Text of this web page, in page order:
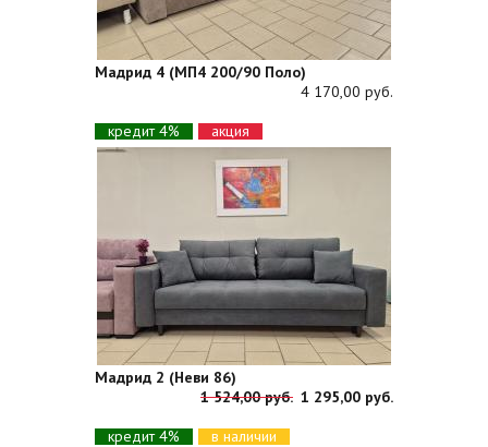
Мадрид 4 (МП4 200/90 Поло)
4 170,00 руб.
кредит 4%
акция
Мадрид 2 (Неви 86)
1 524,00 руб. 1 295,00 руб.
кредит 4%
в наличии